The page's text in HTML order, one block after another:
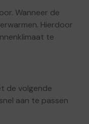
Wanneer de
Hierdoor
te
de volgende
aan te passen